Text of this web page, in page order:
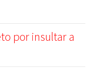
por insultar a